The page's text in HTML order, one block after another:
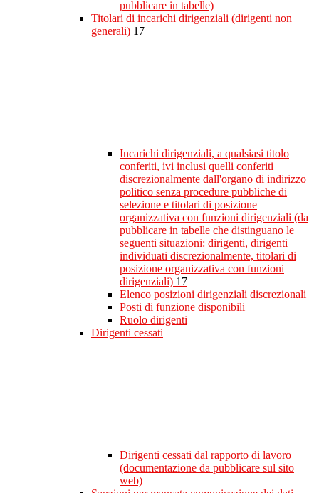
pubblicare in tabelle)
Titolari di incarichi dirigenziali (dirigenti non
generali) 17
Incarichi dirigenziali, a qualsiasi titolo
conferiti, ivi inclusi quelli conferiti
discrezionalmente dall'organo di indirizzo
politico senza procedure pubbliche di
selezione e titolari di posizione
organizzativa con funzioni dirigenziali (da
pubblicare in tabelle che distinguano le
seguenti situazioni: dirigenti, dirigenti
individuati discrezionalmente, titolari di
posizione organizzativa con funzioni
dirigenziali) 17
Elenco posizioni dirigenziali discrezionali
Posti di funzione disponibili
Ruolo dirigenti
Dirigenti cessati
Dirigenti cessati dal rapporto di lavoro
(documentazione da pubblicare sul sito
web)